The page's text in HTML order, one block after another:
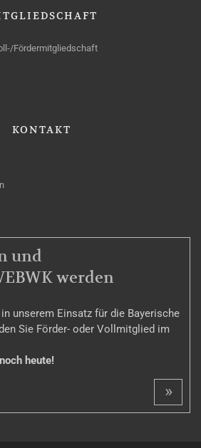
Fördermitgliedschaft
KONTAKT
und
werden
unserem Einsatz für die Bayerische
Sie Förder- oder Vollmitglied im
heute!
»